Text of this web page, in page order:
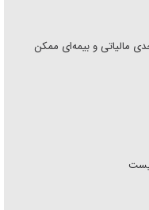
مالیاتی و بیمه‌ای ممکن